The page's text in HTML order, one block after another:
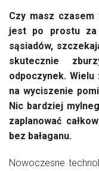
Czy masz
jest po prostu za
sąsiadów,
skutecznie
odpoczynek.
na wyciszenie
Nic bardziej
zaplanować
bez bałaganu.
Nowoczesne